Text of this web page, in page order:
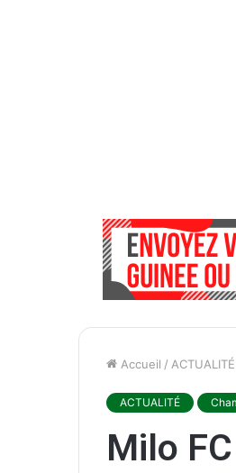
Accueil / ACTUALITÉ
ACTUALITÉ
Milo